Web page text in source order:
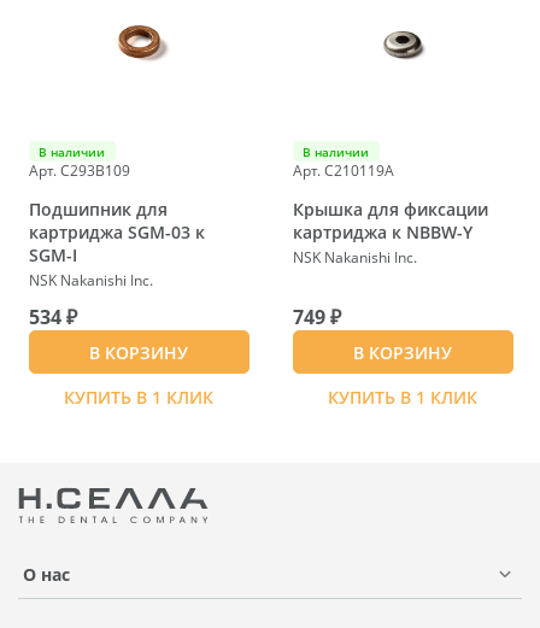
В наличии
Арт. C293B109
Подшипник для
картриджа SGM-03 к
SGM-I
NSK Nakanishi Inc.
534 ₽
В КОРЗИНУ
КУПИТЬ В 1 КЛИК
В наличии
Арт. C210119A
Крышка для фиксации
картриджа к NBBW-Y
NSK Nakanishi Inc.
749 ₽
В КОРЗИНУ
КУПИТЬ В 1 КЛИК
О нас